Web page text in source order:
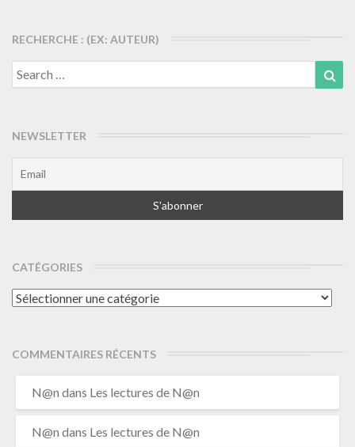
RECHERCHE : (EX: AUTEUR)
Search
for:
NEWSLETTER
CATÉGORIES
Catégories
COMMENTAIRES RÉCENTS
N@n dans Les lectures de N@n
N@n dans Les lectures de N@n